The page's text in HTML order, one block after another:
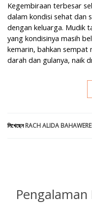
Kegembiraan terbesar
dalam kondisi sehat dan
dengan keluarga. Mudik
yang kondisinya masih
kemarin, bahkan sempat
darah dan gulanya, naik
লিখেছেনRACH ALIDA